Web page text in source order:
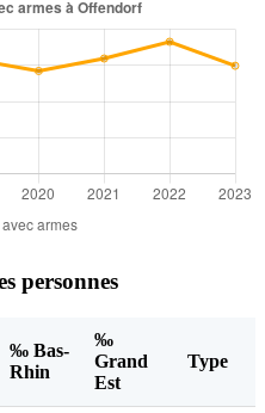
personnes
‰ Bas-
Rhin
‰
Grand
Est
Type